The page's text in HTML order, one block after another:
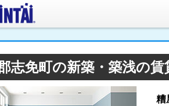
志免町の新築・築浅の
糟